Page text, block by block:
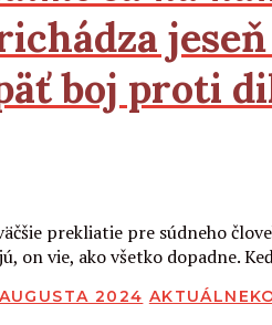
boj proti
prekliatie pre súdneho
on vie, ako všetko dopadne.
2024 AKTUÁLNE